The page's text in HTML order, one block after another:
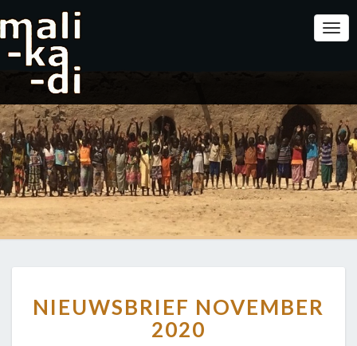
NOVEMBER
2020
NIEUWSBRIEF NOVEMBER
2020